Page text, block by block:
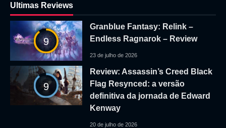
Ultimas Reviews
9
Granblue Fantasy: Relink –
Endless Ragnarok – Review
23 de julho de 2026
9
Review: Assassin’s Creed Black
Flag Resynced: a versão
definitiva da jornada de Edward
Kenway
20 de julho de 2026